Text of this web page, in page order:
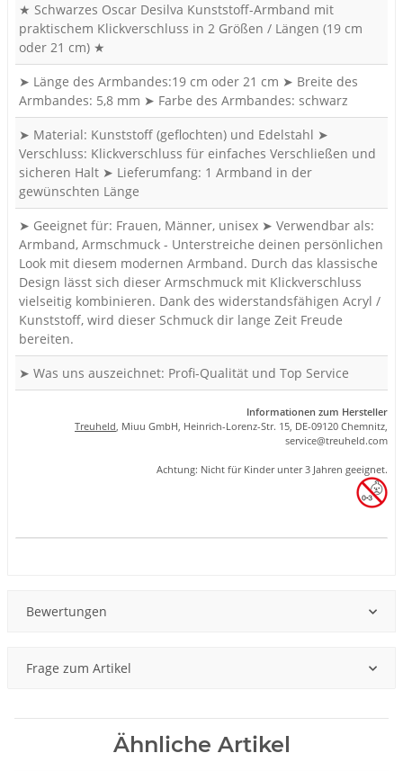
★ Schwarzes Oscar Desilva Kunststoff-Armband mit
praktischem Klickverschluss in 2 Größen / Längen (19 cm
oder 21 cm) ★
➤ Länge des Armbandes:19 cm oder 21 cm ➤ Breite des
Armbandes: 5,8 mm ➤ Farbe des Armbandes: schwarz
➤ Material: Kunststoff (geflochten) und Edelstahl ➤
Verschluss: Klickverschluss für einfaches Verschließen und
sicheren Halt ➤ Lieferumfang: 1 Armband in der
gewünschten Länge
➤ Geeignet für: Frauen, Männer, unisex ➤ Verwendbar als:
Armband, Armschmuck - Unterstreiche deinen persönlichen
Look mit diesem modernen Armband. Durch das klassische
Design lässt sich dieser Armschmuck mit Klickverschluss
vielseitig kombinieren. Dank des widerstandsfähigen Acryl /
Kunststoff, wird dieser Schmuck dir lange Zeit Freude
bereiten.
➤ Was uns auszeichnet: Profi-Qualität und Top Service
Informationen zum Hersteller
Treuheld, Miuu GmbH, Heinrich-Lorenz-Str. 15, DE-09120 Chemnitz,
service@treuheld.com
Achtung: Nicht für Kinder unter 3 Jahren geeignet.
Bewertungen
Frage zum Artikel
Ähnliche Artikel